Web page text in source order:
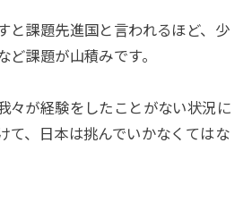
と課題先進国と言われるほど、少
ど課題が山積みです。
々が経験をしたことがない状況に
て、日本は挑んでいかなくてはな